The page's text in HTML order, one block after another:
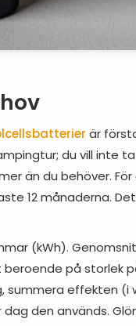
är
du vill inte
än du behöver.
12 månaderna.
(kWh).
på storlek
summera effekten
den används.